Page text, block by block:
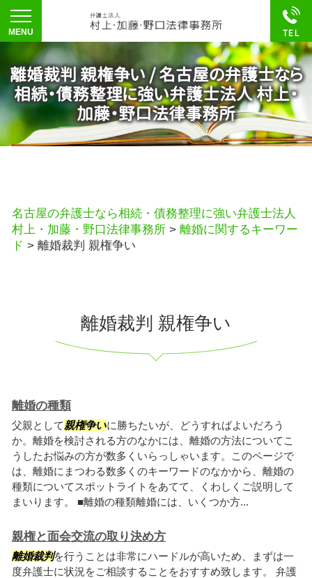
離婚裁判 親権争い / 名古屋の弁護士なら
相続・債務整理に強い弁護士法人 村上・
加藤・野口法律事務所
名古屋の弁護士なら相続・債務整理に強い弁護士法人
村上・加藤・野口法律事務所 > 離婚に関するキーワー
ド > 離婚裁判 親権争い
離婚裁判 親権争い
離婚の種類
父親として親権争いに勝ちたいが、どうすればよいだろう
か。離婚を検討される方のなかには、離婚の方法についてこ
うしたお悩みの方が数多くいらっしゃいます。このページで
は、離婚にまつわる数多くのキーワードのなかから、離婚の
種類についてスポットライトをあてて、くわしくご説明して
まいります。 ■離婚の種類離婚には、いくつか方...
親権と面会交流の取り決め方
離婚裁判を行うことは非常にハードルが高いため、まずは一
度弁護士に状況をご相談することをおすすめ致します。 弁護